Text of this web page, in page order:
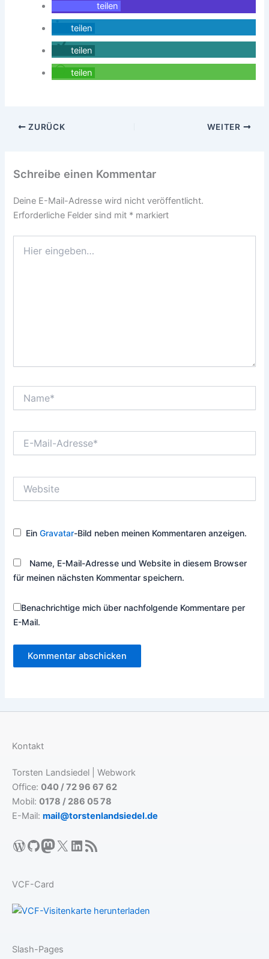
teilen
teilen
teilen
teilen
ZURÜCK WEITER
Schreibe einen Kommentar
Deine E-Mail-Adresse wird nicht veröffentlicht.
Erforderliche Felder sind mit * markiert
eingeben…
Mail-
EinGravatar-Bild neben meinen Kommentaren anzeigen.
Name, E-Mail-Adresse und Website in diesem Browser
für meinen nächsten Kommentar speichern.
Benachrichtige mich über nachfolgende Kommentare per
E-Mail.
Kontakt
Torsten Landsiedel | Webwork
Office: 040 / 72 96 67 62
Mobil: 0178 / 286 05 78
E-Mail: mail@torstenlandsiedel.de
WordPress
GitHub
Mastodon
X LinkedIn
RSS-Feed
VCF-Card
Slash-Pages